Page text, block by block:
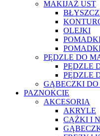
MAKIJAŻ UST
OLEJKI
PĘDZLE DO
PĘDZLE
PĘDZLE
GĄBECZKI
PAZNOKCIE
AKCESORIA
AKRYLE
CĄŻKI I